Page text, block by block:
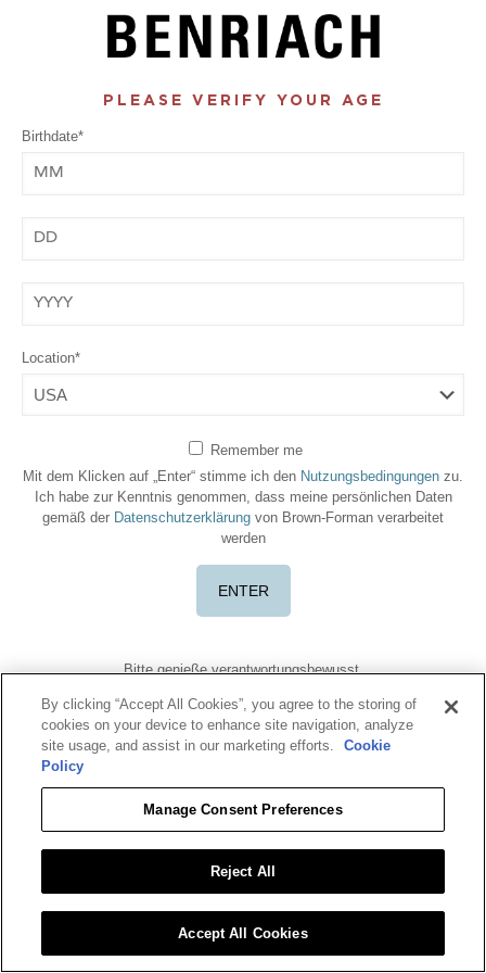
PLEASE VERIFY YOUR AGE
Birthdate*
Location*
Remember me
Mit dem Klicken auf „Enter“ stimme ich den Nutzungsbedingungen zu.
Ich habe zur Kenntnis genommen, dass meine persönlichen Daten
gemäß der Datenschutzerklärung von Brown-Forman verarbeitet
werden
Bitte genieße verantwortungsbewusst.
Nutzungsbedingungen Datenschutzbestimmung
Cookie-Richtlinie
Nährwertangaben
Benriach ist eine eingetragene Marke. ©2026 Benriach. Alle Rechte
Für weitere Informationen klicke bitte aufRESPONSIBLEdrinking.eu
oderOurThinkingAboutDrinking.com
Alle anderen Marken sind Eigentum ihrer jeweiligen Inhaber.
Bitte zeige oder teile diese Inhalte nicht mit Personen unter 18 Jahren.
By clicking “Accept All Cookies”, you agree to the storing of
cookies on your device to enhance site navigation, analyze
site usage, and assist in our marketing efforts.
Cookie
Policy
Manage Consent Preferences
Reject All
Accept All Cookies
We use Xola booking software, which collects information
to personalize your purchase experience.